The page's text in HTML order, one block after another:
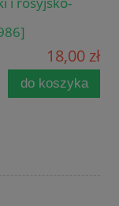
18,00 zł
do koszyka